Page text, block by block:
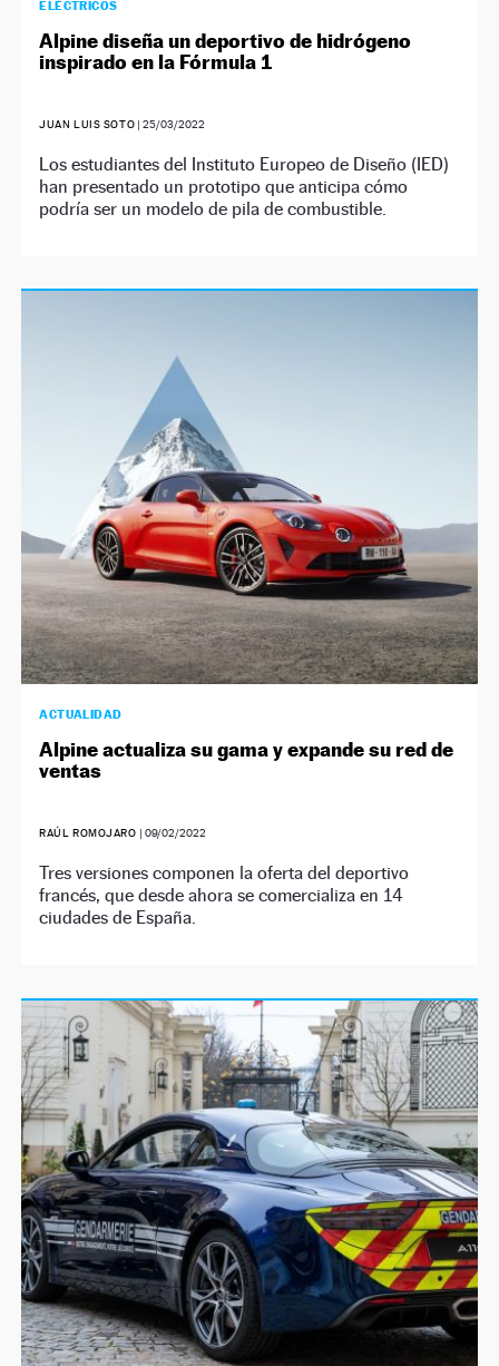
ELÉCTRICOS
Alpine diseña un deportivo de hidrógeno
inspirado en la Fórmula 1
JUAN LUIS SOTO |25/03/2022
Los estudiantes del Instituto Europeo de Diseño (IED)
han presentado un prototipo que anticipa cómo
podría ser un modelo de pila de combustible.
ACTUALIDAD
Alpine actualiza su gama y expande su red de
ventas
RAÚL ROMOJARO | 09/02/2022
Tres versiones componen la oferta del deportivo
francés, que desde ahora se comercializa en 14
ciudades de España.